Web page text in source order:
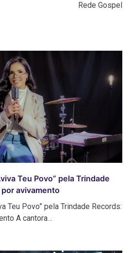
Rede Gospel
Teu Povo” pela Trindade
avivamento
Teu Povo” pela Trindade Records:
A cantora…